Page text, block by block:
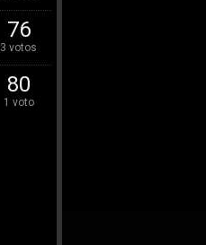
76
3 votos
80
1 voto